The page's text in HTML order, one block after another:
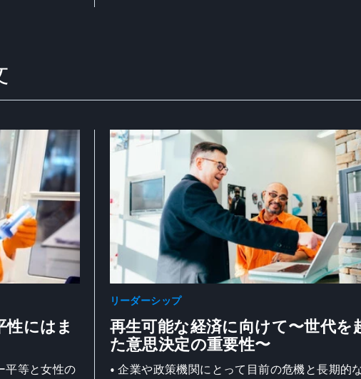
性にはま
平等と女性の
リーダーシップ
再生可能な経済に向けて〜世代を
た意思決定の重要性〜
• 企業や政策機関にとって目前の危機と長期的